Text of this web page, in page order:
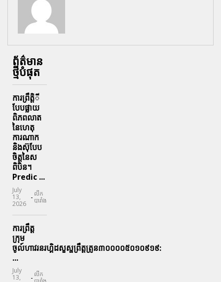
ព័ត៌មាន
ថ្មីបំផុត
ការព្រឹតិ្តី
បែបផ្លាយ
ពិភពលាត
នៃហេតុ
ការណាក
និងស៊ុបែប
ចិត្តនៃស
ពិបិន។
Predic ...
July
13,
2026
- លីក
បារាំង
ការព្រឹត្ត
ក្រុម
ចូល៍ហាវរនរហ្គិដសួស្ផព្រឹត្តត្រូន៣០០០០៥០១០៩១៩:
...
July
13,
- លីក